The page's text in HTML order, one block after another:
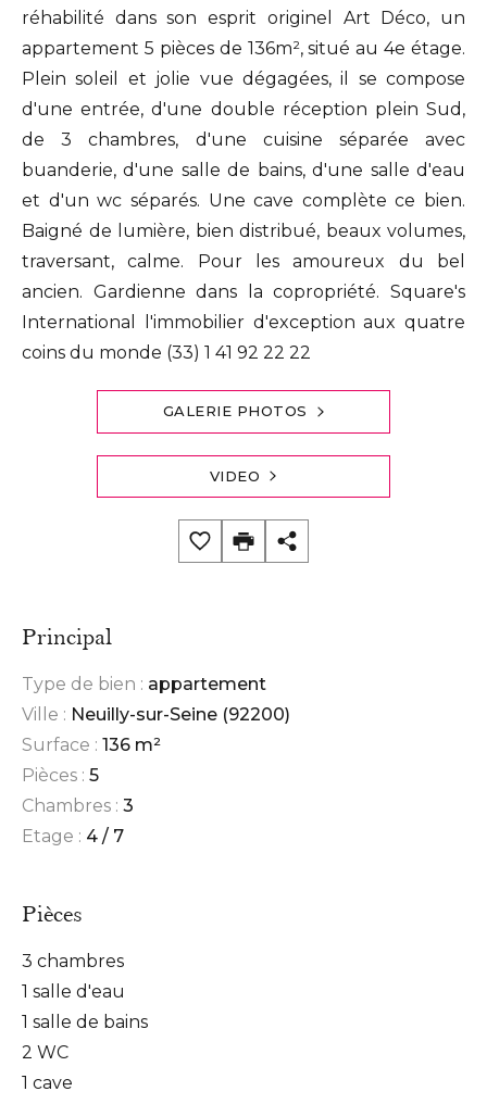
réhabilité dans son esprit originel Art Déco, un
appartement 5 pièces de 136m², situé au 4e étage.
Plein soleil et jolie vue dégagées, il se compose
d'une entrée, d'une double réception plein Sud,
de 3 chambres, d'une cuisine séparée avec
buanderie, d'une salle de bains, d'une salle d'eau
et d'un wc séparés. Une cave complète ce bien.
Baigné de lumière, bien distribué, beaux volumes,
traversant, calme. Pour les amoureux du bel
ancien. Gardienne dans la copropriété. Square's
International l'immobilier d'exception aux quatre
coins du monde (33) 1 41 92 22 22
GALERIE PHOTOS
VIDEO
Principal
Type de bien : appartement
Ville : Neuilly-sur-Seine (92200)
Surface : 136 m²
Pièces : 5
Chambres : 3
Etage : 4 / 7
Pièces
3 chambres
1 salle d'eau
1 salle de bains
2 WC
1 cave